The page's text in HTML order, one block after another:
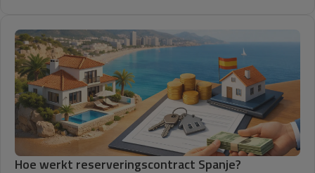
Hoe werkt reserveringscontract Spanje?